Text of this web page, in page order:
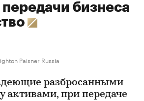
передачи бизнеса
Paisner Russia
разбросанными
активами, при передаче